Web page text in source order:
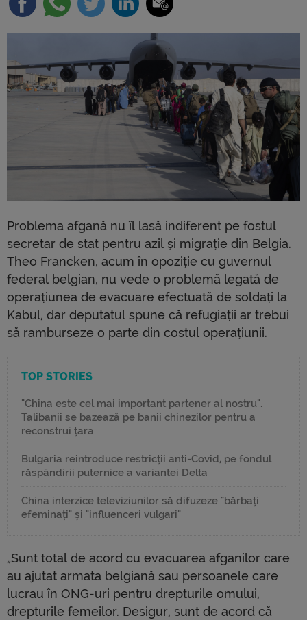
Problema afgană nu îl lasă indiferent pe fostul
secretar de stat pentru azil și migrație din Belgia.
Theo Francken, acum în opoziție cu guvernul
federal belgian, nu vede o problemă legată de
operațiunea de evacuare efectuată de soldați la
Kabul, dar deputatul spune că refugiații ar trebui
să ramburseze o parte din costul operațiunii.
TOP STORIES
"China este cel mai important partener al nostru".
Talibanii se bazează pe banii chinezilor pentru a
reconstrui țara
Bulgaria reintroduce restricții anti-Covid, pe fondul
răspândirii puternice a variantei Delta
China interzice televiziunilor să difuzeze "bărbați
efeminați" și "influenceri vulgari"
„Sunt total de acord cu evacuarea afganilor care
au ajutat armata belgiană sau persoanele care
lucrau în ONG-uri pentru drepturile omului,
drepturile femeilor. Desigur, sunt de acord că